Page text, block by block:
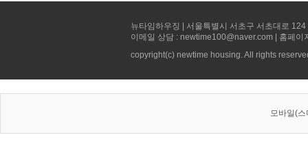
뉴타임하우징 | 서울특별시 서초구 서초대로
이메일 상담 : newtime100@naver.com | 홈페
copyright(c) newtime housing. All rights
모바일(